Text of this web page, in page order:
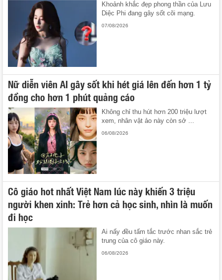
Khoảnh khắc đẹp phong thần của Lưu
Diệc Phi đang gây sốt cõi mạng.
07/08/2026
Nữ diễn viên AI gây sốt khi hét giá lên đến hơn 1 tỷ
đồng cho hơn 1 phút quảng cáo
Không chỉ thu hút hơn 200 triệu lượt
xem, nhân vật ảo này còn sở ...
06/08/2026
Cô giáo hot nhất Việt Nam lúc này khiến 3 triệu
người khen xinh: Trẻ hơn cả học sinh, nhìn là muốn
đi học
Ai nấy đều tấm tắc trước nhan sắc trẻ
trung của cô giáo này.
06/08/2026